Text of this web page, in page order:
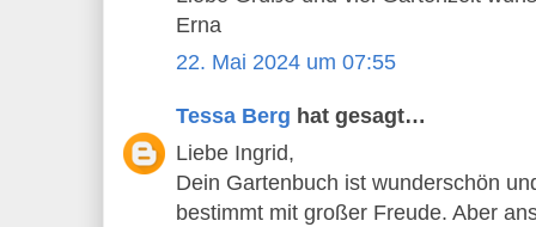
Erna
22. Mai 2024 um 07:55
Tessa Berg hat gesagt…
Liebe Ingrid,
Dein Gartenbuch ist wunderschön
bestimmt mit großer Freude. Aber